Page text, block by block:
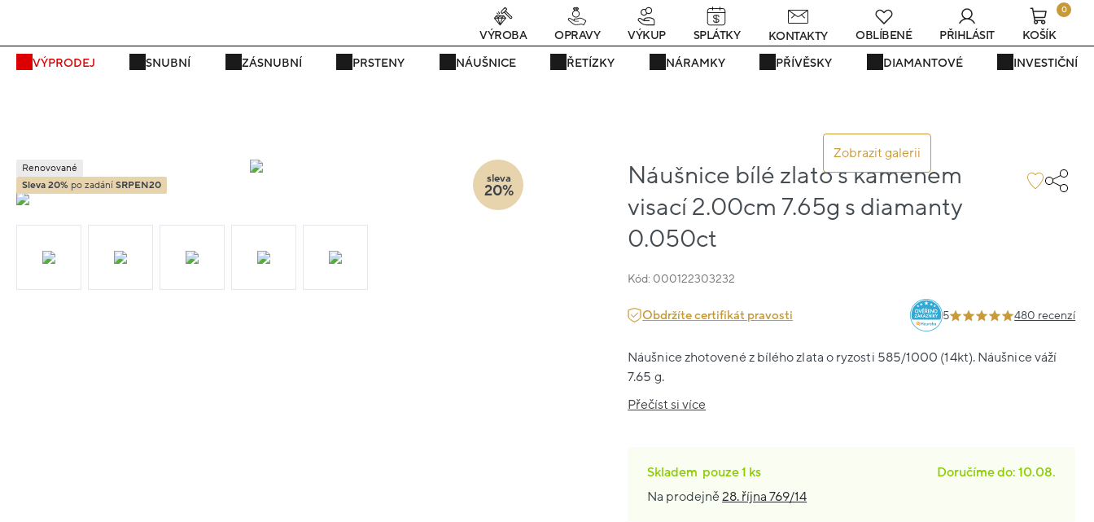
Právě teď! - 20 % na vše! Kód: SRPEN20 25 dní : 15h : 09m : 14s
VÝPRODEJ SNUBNÍ ZÁSNUBNÍ PRSTENY NÁUŠNICE ŘETÍZKY NÁRAMKY PŘÍVĚSKY DIAMANTOVÉ INVESTIČNÍ
VÝROBA OPRAVY VÝKUP SPLÁTKY KONTAKTY OBLÍBENÉ PŘIHLÁSIT
0
KOŠÍK
Zobrazit galerii
Náušnice bílé zlato s kamenem
visací 2.00cm 7.65g s diamanty
0.050ct
Kód: 000122303232
Renovované
Sleva 20% po zadání SRPEN20
sleva
20%
Obdržíte certifikát pravosti 5 480 recenzí
Náušnice zhotovené z bílého zlata o ryzosti 585/1000 (14kt). Náušnice váží
7.65 g.
Přečíst si více
Skladem pouze1 ks
Doručíme do: 10.08.
Na prodejně28. října 769/14